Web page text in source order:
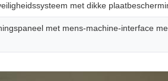
met dikke
met mens-machine-interface